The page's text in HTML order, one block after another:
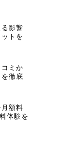
影響
トを
ミか
徹底
月額料
体験を